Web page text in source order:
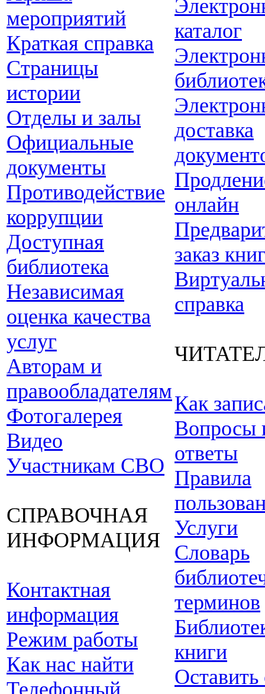
мероприятий
Краткая справка
Страницы
истории
Отделы и залы
Официальные
документы
Противодействие
коррупции
Доступная
библиотека
Независимая
оценка качества
услуг
Авторам и
правообладателям
Фотогалерея
Видео
Участникам СВО
СПРАВОЧНАЯ
ИНФОРМАЦИЯ
Контактная
информация
Режим работы
Как нас найти
Телефонный
каталог
доставка
онлайн
заказ
справка
Как
Вопросы
ответы
Правила
Услуги
Словарь
терминов
книги
Оставить